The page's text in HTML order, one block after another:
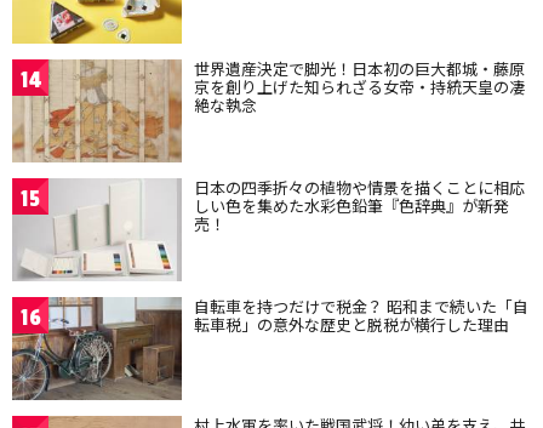
14 世界遺産決定で脚光！日本初の巨大都城・藤原
京を創り上げた知られざる女帝・持統天皇の凄
絶な執念
15 日本の四季折々の植物や情景を描くことに相応
しい色を集めた水彩色鉛筆『色辞典』が新発
売！
16 自転車を持つだけで税金？ 昭和まで続いた「自
転車税」の意外な歴史と脱税が横行した理由